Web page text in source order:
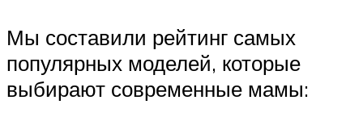
Мы составили рейтинг самых
популярных моделей, которые
выбирают современные мамы: